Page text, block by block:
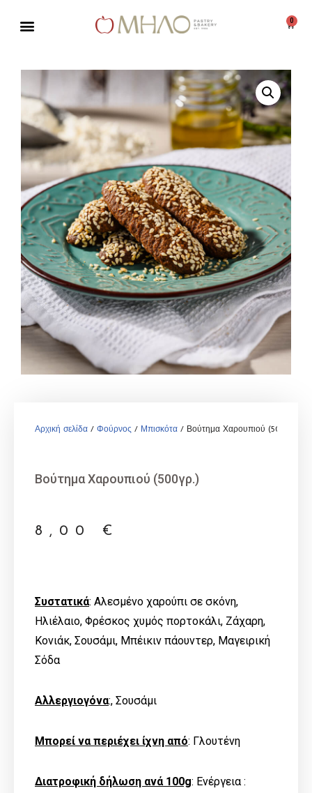
περιεχόμενο
0
Αρχική σελίδα / Φούρνος / Μπισκότα / Βούτημα Χαρουπιού (500γρ.)
Βούτημα Χαρουπιού (500γρ.)
8,00 €
Συστατικά: Αλεσμένο χαρούπι σε σκόνη,
Ηλιέλαιο, Φρέσκος χυμός πορτοκάλι, Ζάχαρη,
Κονιάκ, Σουσάμι, Μπέικιν πάουντερ, Μαγειρική
Σόδα
Αλλεργιογόνα:, Σουσάμι
Μπορεί να περιέχει ίχνη από: Γλουτένη
Διατροφική δήλωση ανά 100g: Ενέργεια :